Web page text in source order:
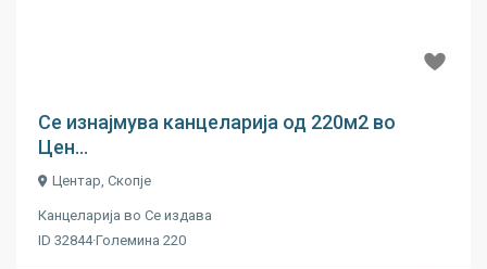
Се изнајмува канцеларија од 220м2 во
Цен...
Центар, Скопје
Канцеларија во Се издава
ID 32844·Големина 220